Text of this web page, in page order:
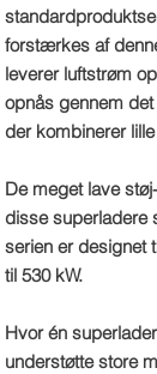
forstærkes af
leverer luftstrøm
opnås gennem
der kombinerer
De meget lave
disse superladere
serien er designet
til 530 kW.
Hvor én
understøtte store